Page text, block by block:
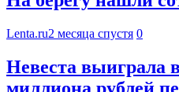
Lenta.ru2 месяца спустя 0
Невеста выиграла